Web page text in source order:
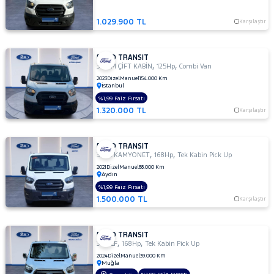
300
S
TD
330
M
330
S
330 S
KAMYONET
KAMYONET
350
E
350
ED
350
350
L
350 L
1.029.900 TL Karşılaştır
FORD TRANSIT
350 M ÇİFT KABİN ,125Hp,Combi Van
2023DizelManuel154.000 Km
İstanbul
1.320.000 TL Karşılaştır
%1,99 Faiz Fırsatı
FORD TRANSIT
350L KAMYONET,168Hp,Tek Kabin Pick Up
2021 DizelManuel88.000 Km
Aydın
1.500.000 TL Karşılaştır
%1,99 Faiz Fırsatı
FORD TRANSIT
350 LF,168Hp,Tek Kabin Pick Up
2024DizelManuel39.000 Km
Muğla